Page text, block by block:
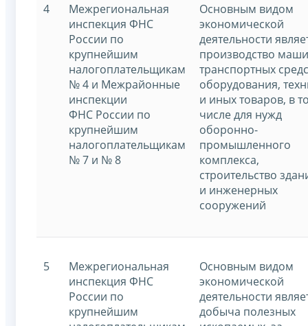
4
Межрегиональная
инспекция ФНС
России по
крупнейшим
налогоплательщикам
№ 4 и Межрайонные
инспекции
ФНС России по
крупнейшим
налогоплательщикам
№ 7 и № 8
Основным видом
экономической
деятельности
производство
транспортных
оборудования,
и иных товаров, в
числе для нужд
оборонно-
промышленного
комплекса,
строительство
и инженерных
сооружений
5
Межрегиональная
инспекция ФНС
России по
крупнейшим
Основным видом
экономической
деятельности
добыча полезных